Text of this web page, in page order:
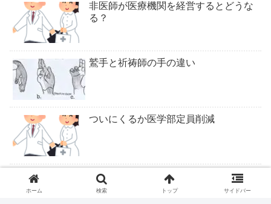
非医師が医療機関を経営するとどうな
る？
鷲手と祈祷師の手の違い
ついにくるか医学部定員削減
ピロリ除菌後の皮疹
ホーム 検索 トップ サイドバー